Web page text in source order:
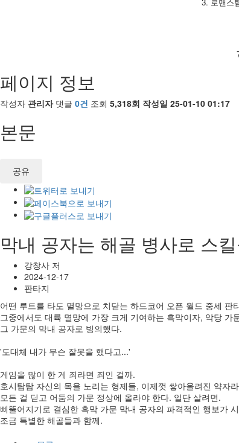
3. 로맨스
페이지 정보
작성자 관리자 댓글 0건 조회 5,318회 작성일 25-01-10 01:17
본문
공유
막내 공자는 해골 병사로 스
강창사 저
2024-12-17
판타지
어떤 루트를 타도 멸망으로 치닫는 하드코어 오픈 월드 중세 판
그중에서도 대륙 멸망에 가장 크게 기여하는 흑막이자, 악당 가
그 가문의 막내 공자로 빙의했다.
'도대체 내가 무슨 잘못을 했다고...'
게임을 많이 한 게 죄라면 죄인 걸까.
호시탐탐 자신의 목을 노리는 형제들, 이제껏 쌓아올려진 약자
모든 걸 딛고 어둠의 가문 정상에 올라야 한다. 일단 살려면.
삐뚤어지기로 결심한 흑막 가문 막내 공자의 파격적인 행보가
조금 특별한 해골들과 함께.